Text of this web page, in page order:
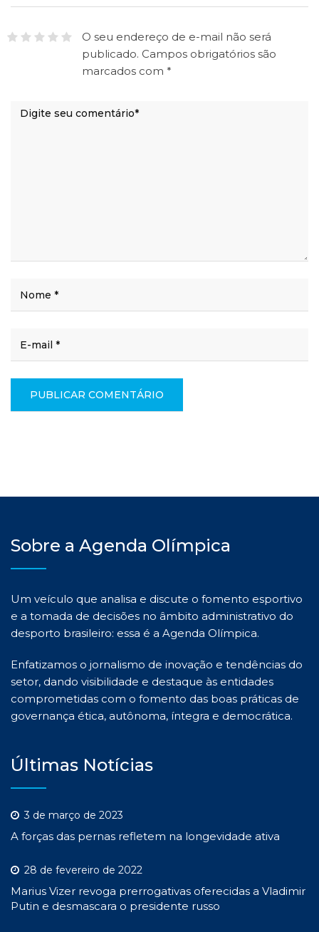
O seu endereço de e-mail não será
publicado. Campos obrigatórios são
marcados com *
Sobre a Agenda Olímpica
Um veículo que analisa e discute o fomento esportivo
e a tomada de decisões no âmbito administrativo do
desporto brasileiro: essa é a Agenda Olímpica.
Enfatizamos o jornalismo de inovação e tendências do
setor, dando visibilidade e destaque às entidades
comprometidas com o fomento das boas práticas de
governança ética, autônoma, íntegra e democrática.
Últimas Notícias
3 de março de 2023
A forças das pernas refletem na longevidade ativa
28 de fevereiro de 2022
Marius Vizer revoga prerrogativas oferecidas a Vladimir
Putin e desmascara o presidente russo